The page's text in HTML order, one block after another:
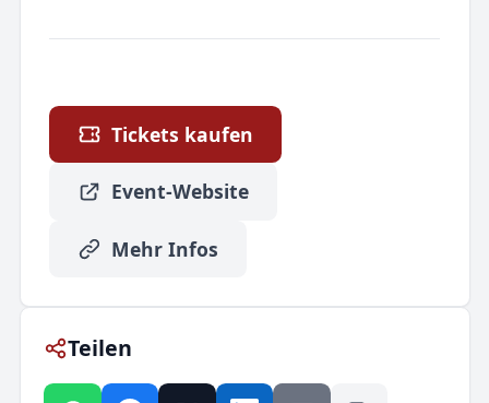
Tickets kaufen
Event-Website
Mehr Infos
Teilen